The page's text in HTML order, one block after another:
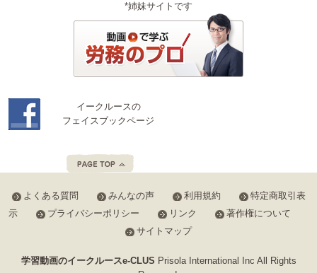
*姉妹サイトです
イークルースの
フェイスブックページ
よくある質問 みんなの声 利用規約
特定商取引表
示
プライバシーポリシー リンク
著作権について
サイトマップ
学習動画のイークルースe-CLUS Prisola International Inc All Rights